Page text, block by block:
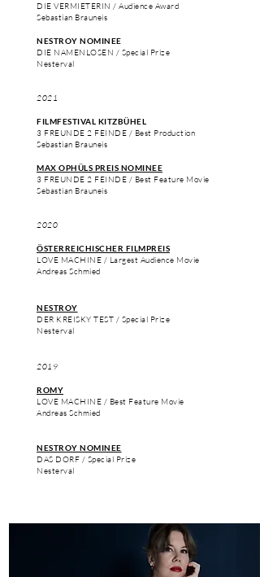
DIE VERMIETERIN / Audience Award
Sebastian Brauneis
NESTROY NOMINEE
DIE NAMENLOSEN / Special Prize
Nesterval
2021
FILMFESTIVAL KITZBÜHEL
3 FREUNDE 2 FEINDE / Best Production
Sebastian Brauneis
MAX OPHÜLS PREIS NOMINEE
3 FREUNDE 2 FEINDE / Best Feature Movie
Sebastian Brauneis
2020
ÖSTERREICHISCHER FILMPREIS
LOVE MACHINE / Largest Audience Movie
Andreas Schmied
NESTROY
DER KREISKY TEST / Special Prize
Nesterval
2019
ROMY
LOVE MACHINE / Best Feature Movie
Andreas Schmied
NESTROY NOMINEE
DAS DORF / Special Prize
Nesterval